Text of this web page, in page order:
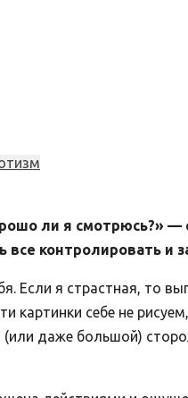
ли я смотрюсь?»
контролировать и
Если я страстная, то
картинки себе не
даже большой)